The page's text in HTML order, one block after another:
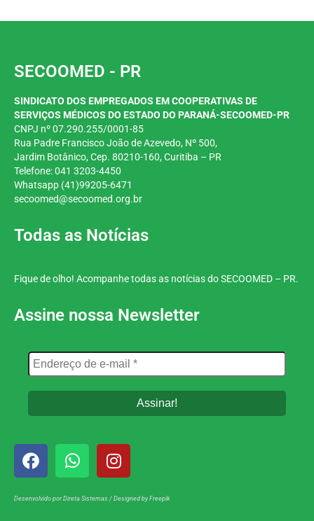
SECOOMED - PR
SINDICATO DOS EMPREGADOS EM COOPERATIVAS DE
SERVIÇOS MÉDICOS DO ESTADO DO PARANÁ-SECOOMED-PR
CNPJ nº 07.290.255/0001-85
Rua Padre Francisco João de Azevedo, Nº 500,
Jardim Botânico, Cep. 80210-160, Curitiba – PR
Telefone: 041 3203-4450
Whatsapp (41)99205-6471
secoomed@secoomed.org.br
Todas as Notícias
Fique de olho! Acompanhe todas as notícias do SECOOMED – PR.
Assine nossa Newsletter
Desenvolvido por Direta Sistemas / Designed by Freepik